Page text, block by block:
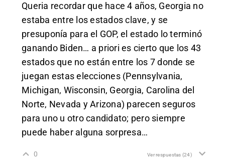
Queria recordar que hace 4 años, Georgia no
estaba entre los estados clave, y se
presuponía para el GOP, el estado lo terminó
ganando Biden… a priori es cierto que los 43
estados que no están entre los 7 donde se
juegan estas elecciones (Pennsylvania,
Michigan, Wisconsin, Georgia, Carolina del
Norte, Nevada y Arizona) parecen seguros
para uno u otro candidato; pero siempre
puede haber alguna sorpresa…
0 Ver respuestas (24)